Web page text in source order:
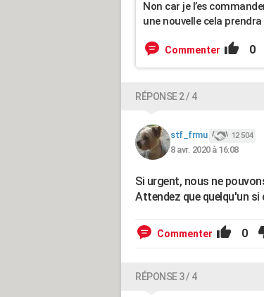
Non car je l’es
une nouvelle cela
Commenter 0
RÉPONSE 2 / 4
stf_frmu 12 504
8 avr. 2020 à 16:08
Si urgent, nous ne
Attendez que quelqu'un si
Commenter 0
RÉPONSE 3 / 4